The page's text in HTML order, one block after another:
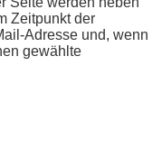
Zeitpunkt der
Adresse und, wenn
gewählte